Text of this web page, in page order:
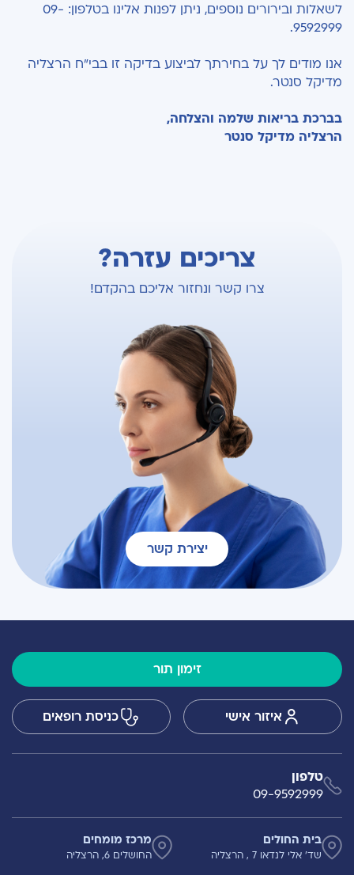
לשאלות ובירורים נוספים, ניתן לפנות אלינו בטלפון: 09-
9592999.
אנו מודים לך על בחירתך לביצוע בדיקה זו בבי"ח הרצליה
מדיקל סנטר.
בברכת בריאות שלמה והצלחה,
הרצליה מדיקל סנטר
צריכים עזרה?
צרו קשר ונחזור אליכם בהקדם!
יצירת קשר
זימון תור
איזור אישי כניסת רופאים
טלפון
09-9592999
בית החולים
שד' אלי לנדאו 7 , הרצליה
מרכז מומחים
החושלים 6, הרצליה